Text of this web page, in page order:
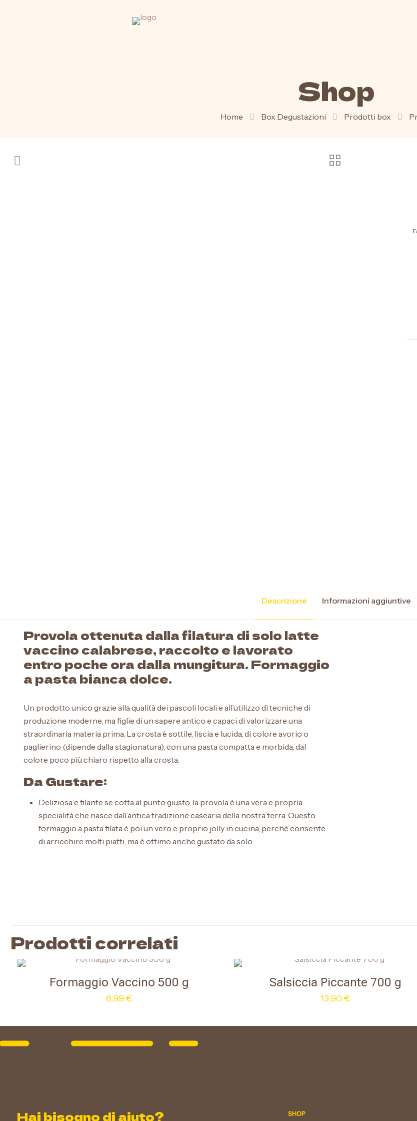
Shop
Home Box Degustazioni Prodotti box
Descrizione Informazioni aggiuntive
Provola ottenuta dalla filatura di solo latte
vaccino calabrese, raccolto e lavorato
entro poche ora dalla mungitura. Formaggio
a pasta bianca dolce.
Un prodotto unico grazie alla qualità dei pascoli locali e all’utilizzo di tecniche di
produzione moderne, ma figlie di un sapere antico e capaci di valorizzare una
straordinaria materia prima. La crosta è sottile, liscia e lucida, di colore avorio o
paglierino (dipende dalla stagionatura), con una pasta compatta e morbida, dal
colore poco più chiaro rispetto alla crosta.
Da Gustare:
Deliziosa e filante se cotta al punto giusto, la provola è una vera e propria
specialità che nasce dall’antica tradizione casearia della nostra terra. Questo
formaggio a pasta filata è poi un vero e proprio jolly in cucina, perché consente
di arricchire molti piatti, ma è ottimo anche gustato da solo.
Prodotti correlati
Formaggio Vaccino 500 g
6,99€
Salsiccia Piccante 700 g
13,90€
Hai bisogno di aiuto? SHOP